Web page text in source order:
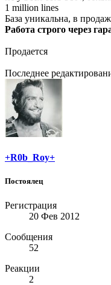
1 million lines
База уникальна, в
Работа строго через
Продается
Последнее
+R0b_Roy+
Постоялец
Регистрация
20 Фев 2012
Сообщения
52
Реакции
2